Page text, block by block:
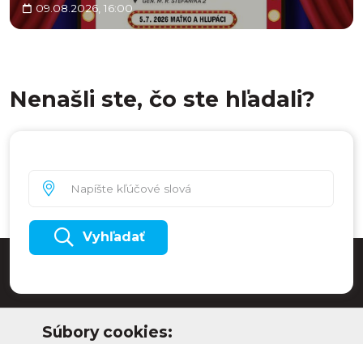
09.08.2026, 16:00
Nenašli ste, čo ste hľadali?
Vyhľadať
Súbory cookies: